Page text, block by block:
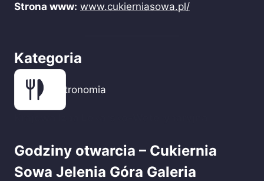
Strona www: www.cukierniasowa.pl/
Kategoria
Gastronomia
Godziny otwarcia – Cukiernia
Sowa Jelenia Góra Galeria